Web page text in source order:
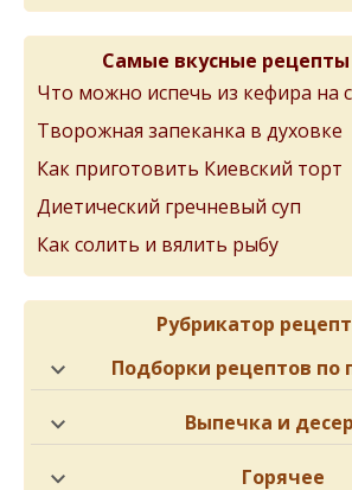
Самые вкусные
Что можно испечь из кефира на
Творожная запеканка в духовке
Как приготовить Киевский торт
Диетический гречневый суп
Как солить и вялить рыбу
Рубрикатор
Подборки рецептов по
Выпечка и
Горячее